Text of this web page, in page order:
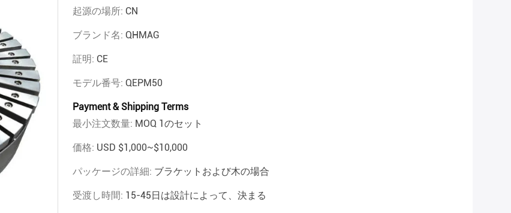
起源の場所: CN
ブランド名: QHMAG
証明: CE
モデル番号: QEPM50
Payment & Shipping Terms
最小注文数量: MOQ 1のセット
価格: USD $1,000~$10,000
パッケージの詳細: ブラケットおよび木の場合
受渡し時間: 15-45日は設計によって、決まる